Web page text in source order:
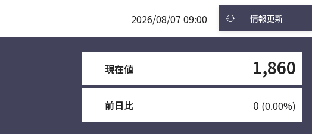
2026/08/07 09:00 情報更新
現在値 1,860
前日比 0 (0.00%)